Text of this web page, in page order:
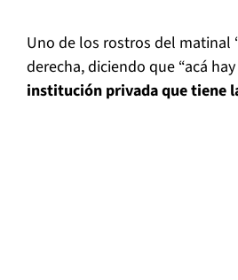
Uno de los rostros del matinal
derecha, diciendo que “acá
institución privada que tiene